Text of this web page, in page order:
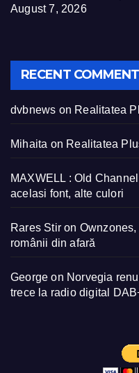
August 7, 2026
RECENT
dvbnews on Realitatea
Mihaita on Realitatea
MAXWELL : Old Channel
acelasi font, alte culori
Rares Stir on
românii din afară
George on Norvegia
trece la radio digital